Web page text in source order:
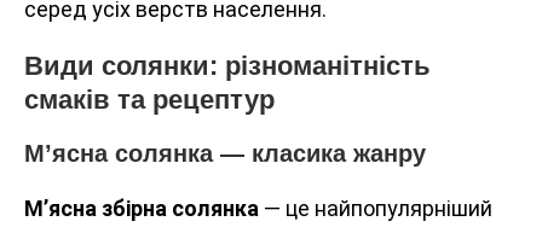
серед усіх верств населення.
Види солянки: різноманітність
смаків та рецептур
М’ясна солянка — класика жанру
М’ясна збірна солянка — це найпопулярніший